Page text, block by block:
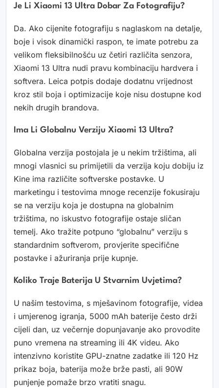
Je Li Xiaomi 13 Ultra Dobar Za Fotografiju?
Da. Ako cijenite fotografiju s naglaskom na detalje,
boje i visok dinamički raspon, te imate potrebu za
velikom fleksibilnošću uz četiri različita senzora,
Xiaomi 13 Ultra nudi pravu kombinaciju hardvera i
softvera. Leica potpis dodaje dodatnu vrijednost
kroz stil boja i optimizacije koje nisu dostupne kod
nekih drugih brandova.
Ima Li Globalnu Verziju Xiaomi 13 Ultra?
Globalna verzija postojala je u nekim tržištima, ali
mnogi vlasnici su primijetili da verzija koju dobiju iz
Kine ima različite softverske postavke. U
marketingu i testovima mnoge recenzije fokusiraju
se na verziju koja je dostupna na globalnim
tržištima, no iskustvo fotografije ostaje sličan
temelj. Ako tražite potpuno “globalnu” verziju s
standardnim softverom, provjerite specifične
postavke i ažuriranja prije kupnje.
Koliko Traje Baterija U Stvarnim Uvjetima?
U našim testovima, s mješavinom fotografije, videa
i umjerenog igranja, 5000 mAh baterije često drži
cijeli dan, uz večernje dopunjavanje ako provodite
puno vremena na streaming ili 4K videu. Ako
intenzivno koristite GPU-znatne zadatke ili 120 Hz
prikaz boja, baterija može brže pasti, ali 90W
punjenje pomaže brzo vratiti snagu.